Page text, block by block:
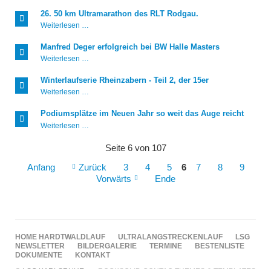
das
Finale,
20er
26. 50 km Ultramarathon des RLT Rodgau.
Weiterlesen …
Ultramarathon
des
Rodgau.
Manfred Deger erfolgreich bei BW Halle Masters
Weiterlesen …
erfolgreich
bei
BW
Masters
Winterlaufserie Rheinzabern - Teil 2, der 15er
Weiterlesen …
Teil
2,
Podiumsplätze im Neuen Jahr so weit das Auge reicht
Weiterlesen …
Neuen
weit
das
Seite 6 von 107
Anfang
Zurück 3 4 5 6 7 8
9
Vorwärts
Ende
NAVIGATION
ÜBERSPRINGEN
HOME HARDTWALDLAUF ULTRALANGSTRECKENLAUF
LSG
NEWSLETTER
BILDERGALERIE TERMINE
BESTENLISTE
DOKUMENTE
KONTAKT